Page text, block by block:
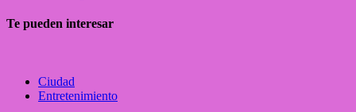
Te pueden interesar
Ciudad
Entretenimiento